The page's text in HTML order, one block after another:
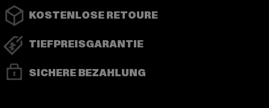
KOSTENLOSE RETOURE
TIEFPREISGARANTIE
SICHERE BEZAHLUNG